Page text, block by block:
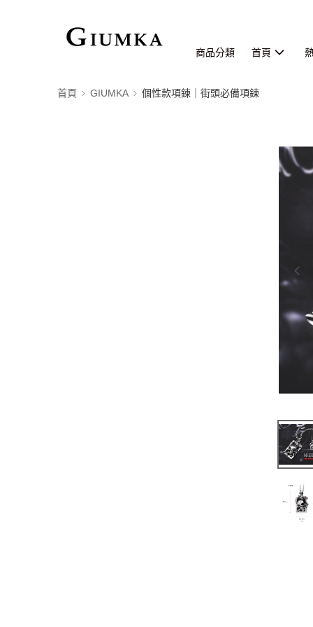
商品分類 首頁
首頁 GIUMKA 個性款項鍊｜街頭必備項鍊